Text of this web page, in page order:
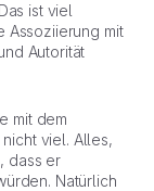
ist viel
Assoziierung mit
Autorität
mit dem
viel. Alles,
dass er
Natürlich